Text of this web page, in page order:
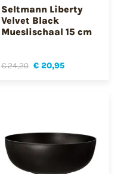
Seltmann Liberty
Velvet Black
Mueslischaal 15 cm
€ 24,20 € 20,95